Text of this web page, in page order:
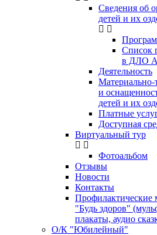
Сведения об
детей и их
Список
в ДЛО
Деятельность
Материально-
и
детей и их
Платные
Доступная
Виртуальный тур
Фотоальбом
Отзывы
Новости
Контакты
Профилактические
"Будь здоров"
плакаты, аудио
О/К "Юбилейный"